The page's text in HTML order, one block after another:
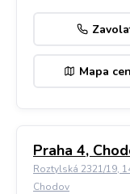
Mapa
Praha 4,
Roztylská 2321/19,
Chodov